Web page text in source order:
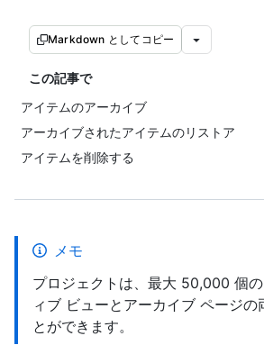
Markdown としてコピー
この記事で
アイテムのアーカイブ
アーカイブされたアイテムのリストア
アイテムを削除する
メモ
プロジェクトは、最大 50,000 個
ィブ ビューとアーカイブ ページの
とができます。